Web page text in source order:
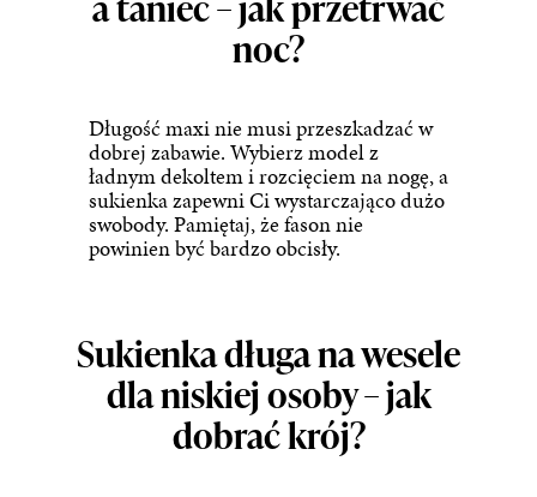
noc?
Długość maxi nie musi przeszkadzać w
dobrej zabawie. Wybierz model z
ładnym dekoltem i rozcięciem na nogę, a
sukienka zapewni Ci wystarczająco dużo
swobody. Pamiętaj, że fason nie
powinien być bardzo obcisły.
Sukienka długa na wesele
dla niskiej osoby – jak
dobrać krój?